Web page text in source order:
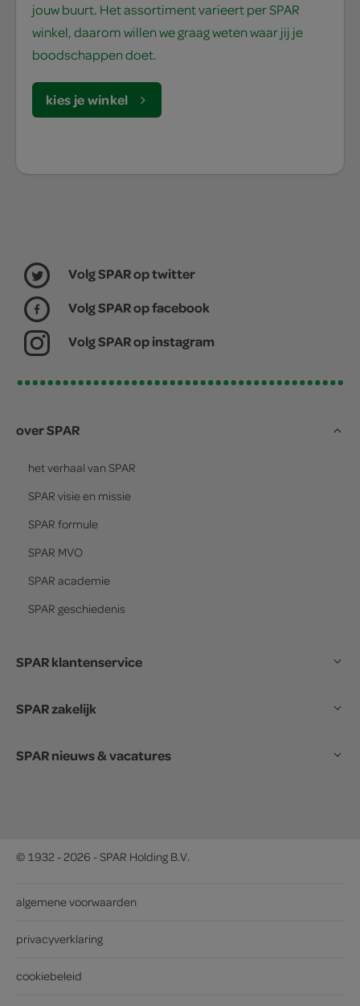
jouw buurt. Het assortiment varieert per SPAR
winkel, daarom willen we graag weten waar jij je
boodschappen doet.
kies je winkel
Volg SPAR op twitter
Volg SPAR op facebook
Volg SPAR op instagram
over SPAR
het verhaal van SPAR
SPAR visie en missie
SPAR formule
SPAR MVO
SPAR academie
SPAR geschiedenis
SPAR klantenservice
SPAR zakelijk
SPAR nieuws & vacatures
© 1932 - 2026 - SPAR Holding B.V.
algemene voorwaarden
privacyverklaring
cookiebeleid